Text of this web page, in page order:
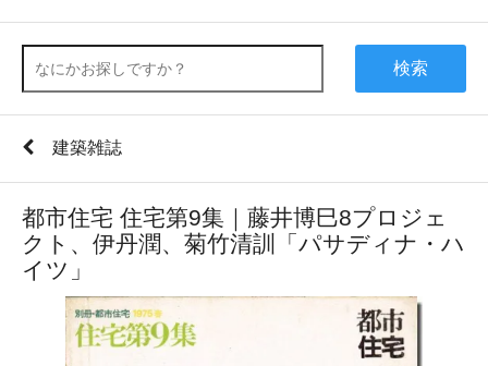
検索
建築雑誌
都市住宅 住宅第9集｜藤井博巳8プロジェ
クト、伊丹潤、菊竹清訓「パサディナ・ハ
イツ」